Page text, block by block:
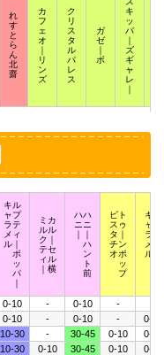
れ
す
と
ら
ん
北
齋
カ
フ
ェ
オ
リ
ン
ズ
ク
リ
ス
タ
ル
パ
レ
ス
ガ
ゼ
ボ
キ
ッ
パ
ズ
ギ
ャ
レ
キル
ャプ
ラテ
メィ
ル｜
ポ
ッ
パ
｜
ミカ
ルル
ク｜
テセ
ィル
｜横
ハハ
ニニ
｜｜
ハ
ン
ト
前
ピト
スゥ
タ｜
チン
オポ
ッ
プ
キポ
ャッ
ラプ
メア
ルロ
0-10 - 0-10 -
0-10 - 0-10 -
0-10
10-30 - 30-45 0-10
0-10
10-30 0-10 30-45 0-10
0-10